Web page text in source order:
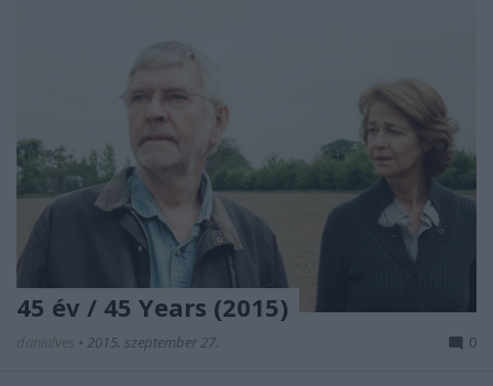
45 év / 45 Years (2015)
• 2015. szeptember 27. 0